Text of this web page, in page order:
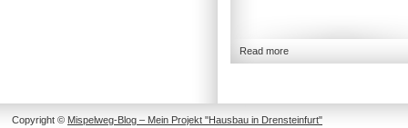
Read more
Copyright © Mispelweg-Blog – Mein Projekt "Hausbau in Drensteinfurt"